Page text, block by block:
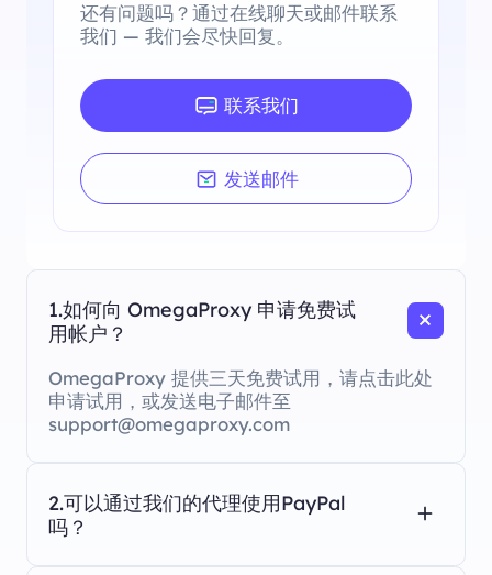
还有问题吗？通过在线聊天或邮件联系
我们 — 我们会尽快回复。
联系我们
发送邮件
1.如何向 OmegaProxy 申请免费试
用帐户？
OmegaProxy 提供三天免费试用，请点击此处
申请试用，或发送电子邮件至
support@omegaproxy.com
2.可以通过我们的代理使用PayPal
吗？